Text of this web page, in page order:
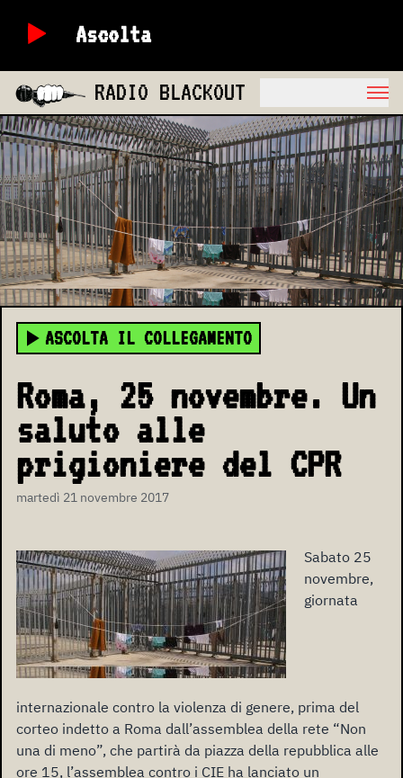
Ascolta
RADIO BLACKOUT
ASCOLTA IL COLLEGAMENTO
Roma, 25 novembre. Un
saluto alle
prigioniere del CPR
martedì 21 novembre 2017
Sabato 25
novembre,
giornata
internazionale contro la violenza di genere, prima del
corteo indetto a Roma dall’assemblea della rete “Non
una di meno”, che partirà da piazza della repubblica alle
ore 15, l’assemblea contro i CIE ha lanciato un